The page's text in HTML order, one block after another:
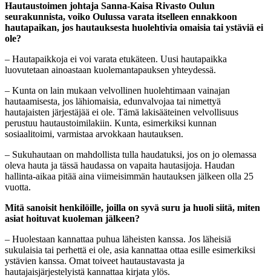
Hautaustoimen johtaja Sanna-Kaisa Rivasto Oulun
seurakunnista, voiko Oulussa varata itselleen ennakkoon
hautapaikan, jos hautauksesta huolehtivia omaisia tai ystäviä ei
ole?
– Hautapaikkoja ei voi varata etukäteen. Uusi hautapaikka
luovutetaan ainoastaan kuolemantapauksen yhteydessä.
– Kunta on lain mukaan velvollinen huolehtimaan vainajan
hautaamisesta, jos lähiomaisia, edunvalvojaa tai nimettyä
hautajaisten järjestäjää ei ole. Tämä lakisääteinen velvollisuus
perustuu hautaustoimilakiin. Kunta, esimerkiksi kunnan
sosiaalitoimi, varmistaa arvokkaan hautauksen.
– Sukuhautaan on mahdollista tulla haudatuksi, jos on jo olemassa
oleva hauta ja tässä haudassa on vapaita hautasijoja. Haudan
hallinta-aikaa pitää aina viimeisimmän hautauksen jälkeen olla 25
vuotta.
Mitä sanoisit henkilöille, joilla on syvä suru ja huoli siitä, miten
asiat hoituvat kuoleman jälkeen?
– Huolestaan kannattaa puhua läheisten kanssa. Jos läheisiä
sukulaisia tai perhettä ei ole, asia kannattaa ottaa esille esimerkiksi
ystävien kanssa. Omat toiveet hautaustavasta ja
hautajaisjärjestelyistä kannattaa kirjata ylös.